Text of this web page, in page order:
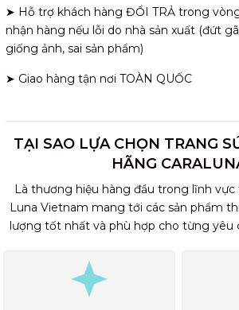
➤ Hỗ trợ khách hàng ĐỔI TRẢ trong
nhận hàng nếu lỗi do nhà sản xuất (đứt
giống ảnh, sai sản phẩm)
➤ Giao hàng tận nơi TOÀN QUỐC
TẠI SAO LỰA CHỌN TRANG
HÃNG
Là thương hiệu hàng đầu trong lĩnh vực
Luna Vietnam mang tới các sản phẩm
lượng tốt nhất và phù hợp cho từng yêu